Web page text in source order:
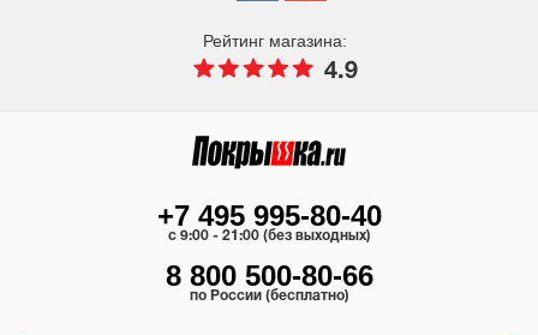
Рейтинг магазина:
4.9
+7 495 995-80-40
c 9:00 - 21:00 (без выходных)
8 800 500-80-66
по России (бесплатно)